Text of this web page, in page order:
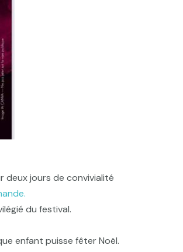
deux jours de convivialité
du festival.
enfant puisse fêter Noël.